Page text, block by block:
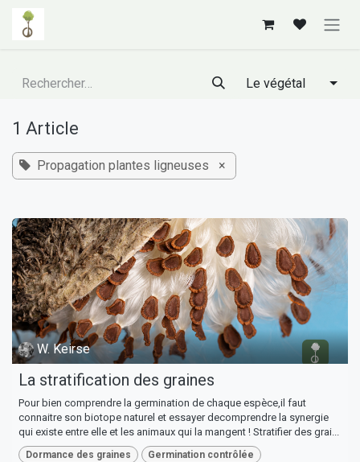
Se rendre au contenu
Le végétal
1 Article
Propagation plantes ligneuses ×
W. Keirse
La stratification des graines
Pour bien comprendre la germination de chaque espèce,il faut
connaitre son biotope naturel et essayer decomprendre la synergie
qui existe entre elle et les animaux qui la mangent ! Stratifier des grai...
Dormance des graines Germination contrôlée